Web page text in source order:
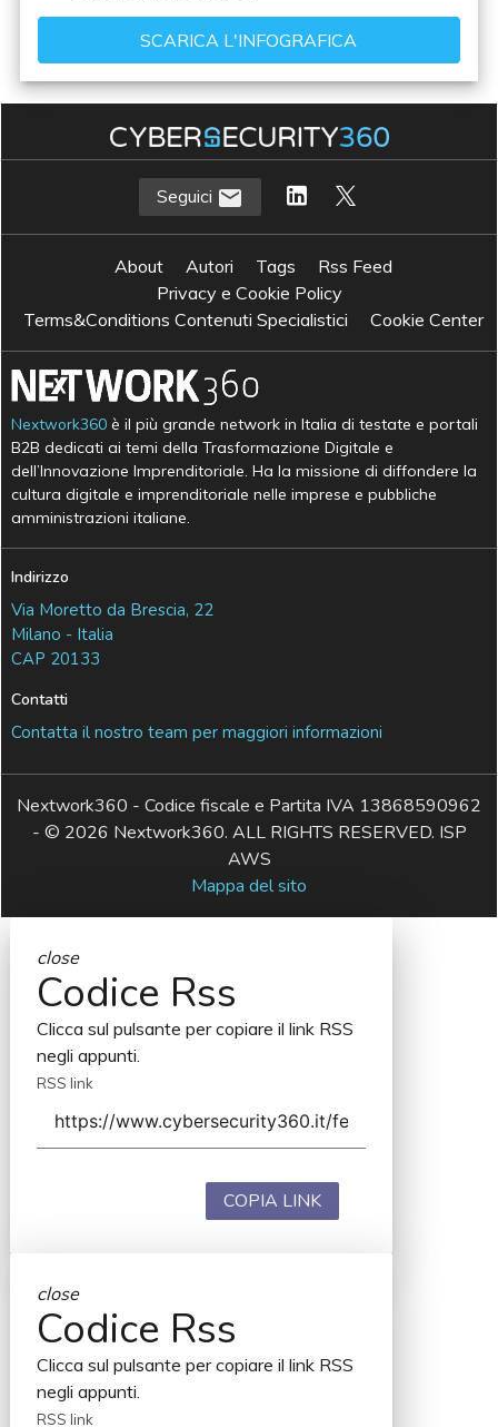
Seguici
About Autori Tags
Rss Feed
Privacy e Cookie Policy
Terms&Conditions Contenuti Specialistici
Cookie Center
Nextwork360 è il più grande network in Italia di testate e portali
B2B dedicati ai temi della Trasformazione Digitale e
dell’Innovazione Imprenditoriale. Ha la missione di diffondere la
cultura digitale e imprenditoriale nelle imprese e pubbliche
amministrazioni italiane.
Indirizzo
Via Moretto da Brescia, 22
Milano - Italia
CAP 20133
Contatti
Contatta il nostro team per maggiori informazioni
Nextwork360 - Codice fiscale e Partita IVA 13868590962
- © 2026 Nextwork360. ALL RIGHTS RESERVED. ISP
AWS
Mappa del sito
close
Codice Rss
Clicca sul pulsante per copiare il link RSS
negli appunti.
RSS link
COPIA LINK
close
Codice Rss
Clicca sul pulsante per copiare il link RSS
negli appunti.
RSS link